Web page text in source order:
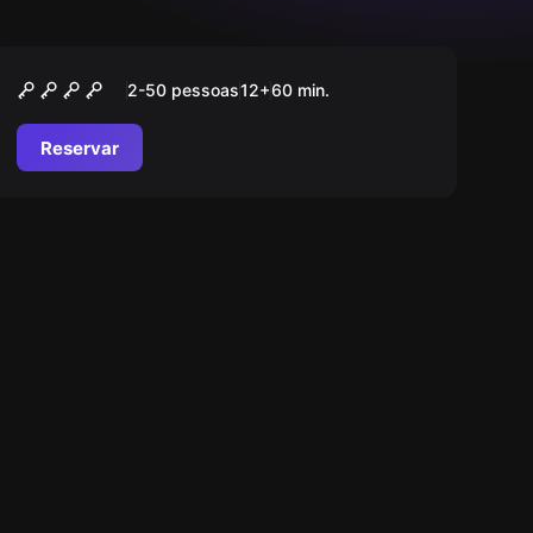
O Cientista Louco
2-50 pessoas12+60 min.
Reservar